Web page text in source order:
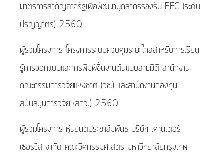
มาตรการสาคัญภาครัฐเพื่อพัฒนาบุคลากรรองรับ EEC (ระดับ
ปริญญาตรี) 2560
ผู้ร่วมโครงการ โครงการระบบควบคุมระยะไกลสาหรับการเรียน
รู้การออกแบบและการพิมพ์ชิ้นงานต้นแบบสามมิติ สานักงาน
คณะกรรมการวิจัยแห่งชาติ (วช.) และสานักงานกองทุน
สนับสนุนการวิจัย (สกว.) 2560
ผู้ร่วมโครงการ หุ่นยนต์ประชาสัมพันธ์ บริษัท เคาน์เตอร์
เซอร์วิส จากัด คณะวิศกรรมศาสตร์ มหาวิทยาลัยกรุงเทพ